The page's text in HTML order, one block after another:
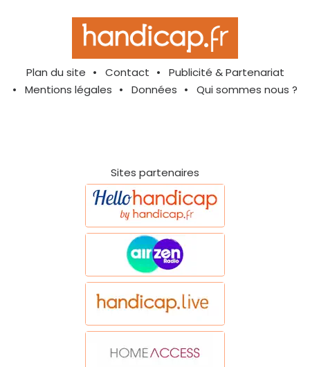
Plan du site Contact
Publicité & Partenariat
Mentions légales
Données Qui sommes nous ?
Sites partenaires